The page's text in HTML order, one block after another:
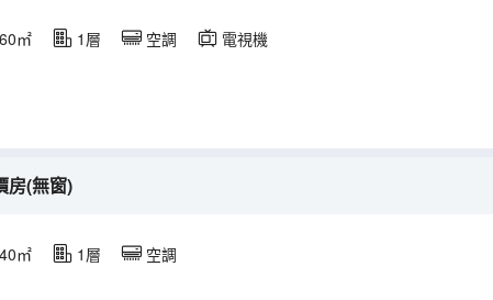
60㎡ 1層 空調 電視機
房(無窗)
40㎡ 1層 空調